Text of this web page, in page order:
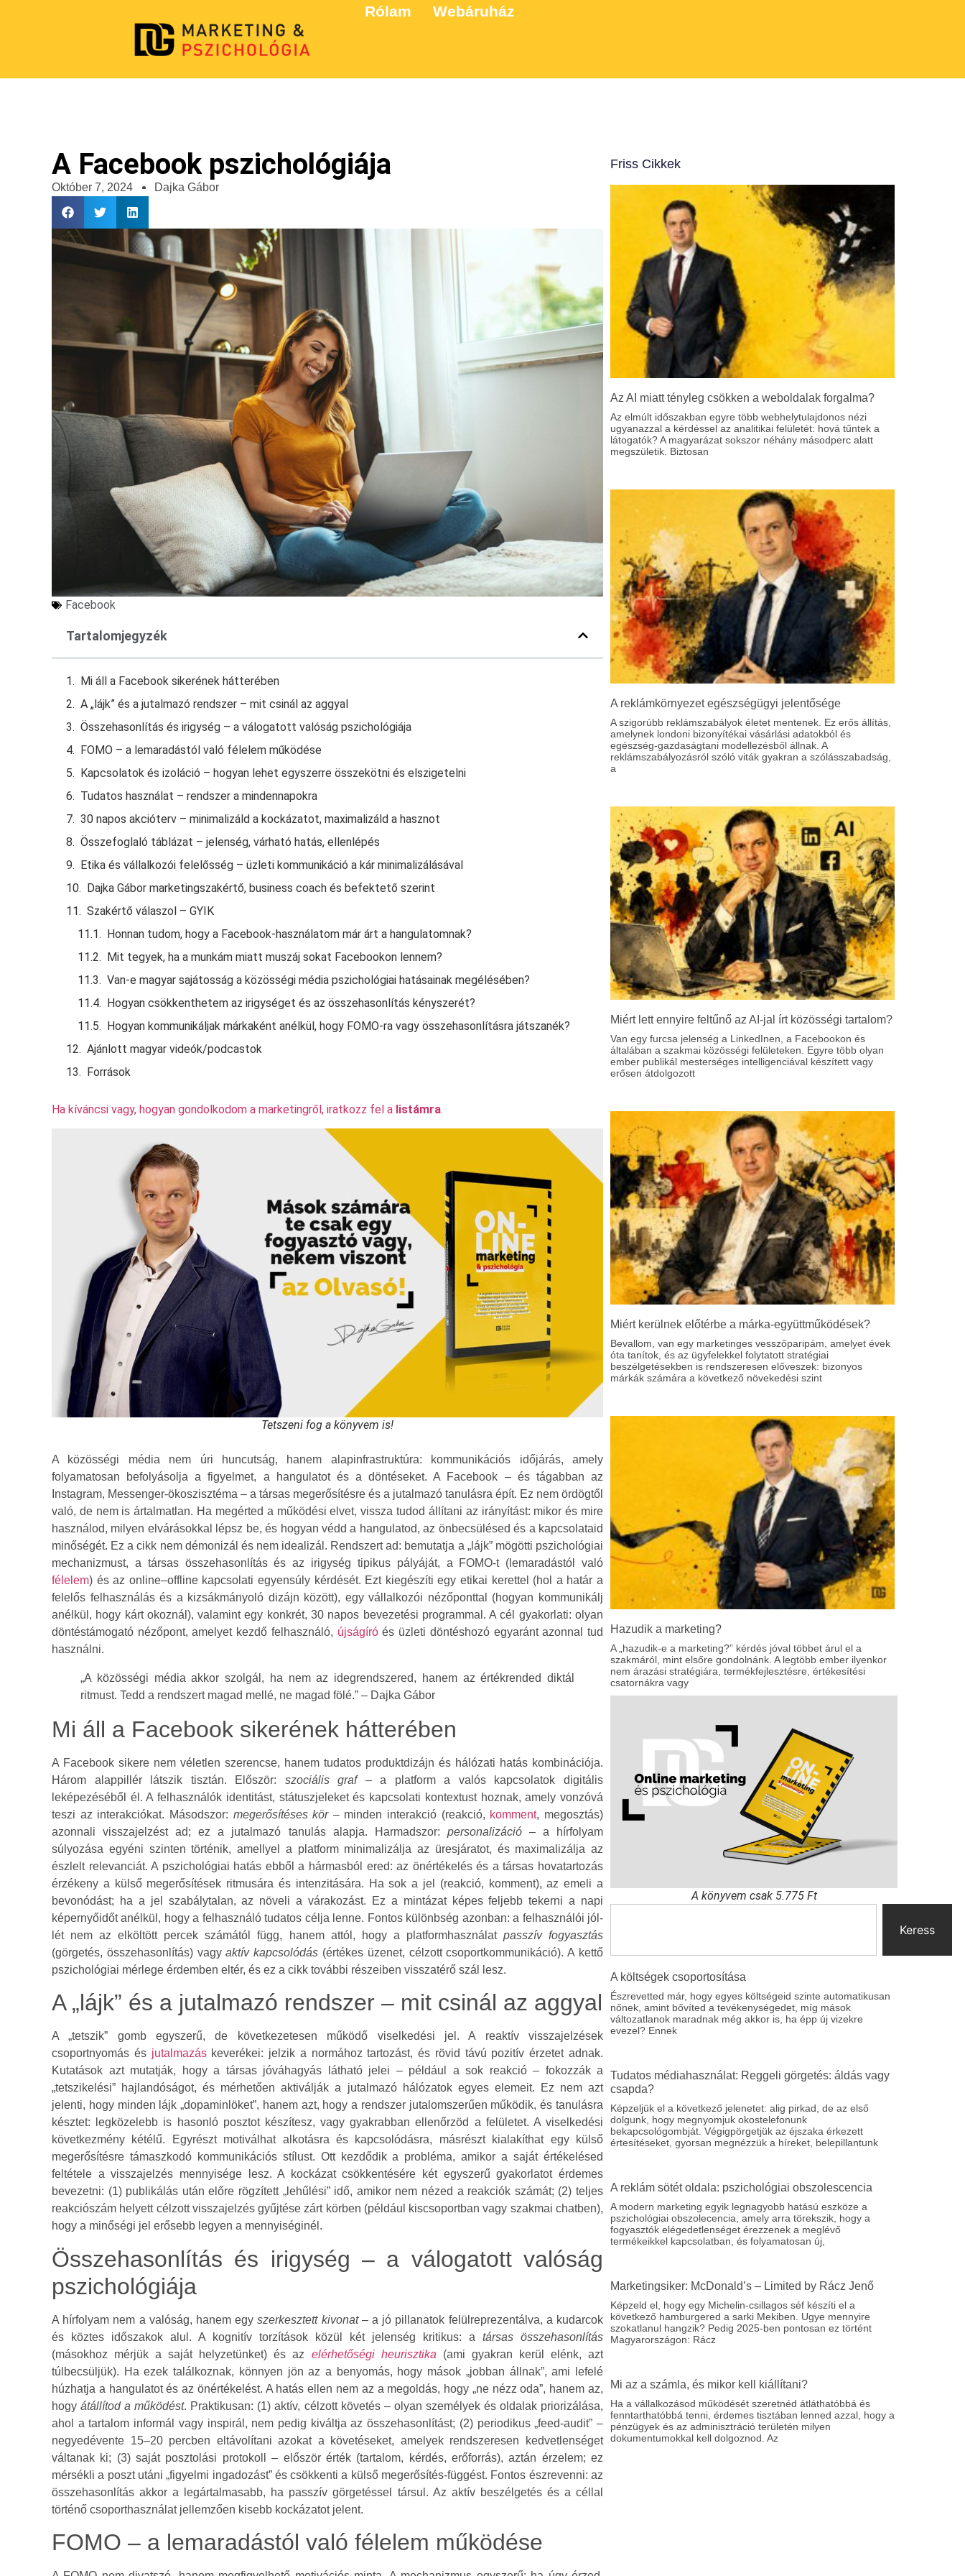
Rólam Webáruház
A Facebook pszichológiája
Október 7, 2024 Dajka Gábor
Facebook
Tartalomjegyzék
Mi áll a Facebook sikerének hátterében
A „lájk” és a jutalmazó rendszer – mit csinál az aggyal
Összehasonlítás és irigység – a válogatott valóság pszichológiája
FOMO – a lemaradástól való félelem működése
Kapcsolatok és izoláció – hogyan lehet egyszerre összekötni és elszigetelni
Tudatos használat – rendszer a mindennapokra
30 napos akcióterv – minimalizáld a kockázatot, maximalizáld a hasznot
Összefoglaló táblázat – jelenség, várható hatás, ellenlépés
Etika és vállalkozói felelősség – üzleti kommunikáció a kár minimalizálásával
Dajka Gábor marketingszakértő, business coach és befektető szerint
Szakértő válaszol – GYIK
Honnan tudom, hogy a Facebook‑használatom már árt a hangulatomnak?
Mit tegyek, ha a munkám miatt muszáj sokat Facebookon lennem?
Van‑e magyar sajátosság a közösségi média pszichológiai hatásainak megélésében?
Hogyan csökkenthetem az irigységet és az összehasonlítás kényszerét?
Hogyan kommunikáljak márkaként anélkül, hogy FOMO‑ra vagy összehasonlításra játszanék?
Ajánlott magyar videók/podcastok
Források
Ha kíváncsi vagy, hogyan gondolkodom a marketingről, iratkozz fel a listámra.
Tetszeni fog a könyvem is!
A közösségi média nem úri huncutság, hanem alapinfrastruktúra: kommunikációs időjárás, amely
folyamatosan befolyásolja a figyelmet, a hangulatot és a döntéseket. A Facebook – és tágabban az
Instagram, Messenger-ökoszisztéma – a társas megerősítésre és a jutalmazó tanulásra épít. Ez nem ördögtől
való, de nem is ártalmatlan. Ha megérted a működési elvet, vissza tudod állítani az irányítást: mikor és mire
használod, milyen elvárásokkal lépsz be, és hogyan védd a hangulatod, az önbecsülésed és a kapcsolataid
minőségét. Ez a cikk nem démonizál és nem idealizál. Rendszert ad: bemutatja a „lájk” mögötti pszichológiai
mechanizmust, a társas összehasonlítás és az irigység tipikus pályáját, a FOMO-t (lemaradástól való
félelem) és az online–offline kapcsolati egyensúly kérdését. Ezt kiegészíti egy etikai kerettel (hol a határ a
felelős felhasználás és a kizsákmányoló dizájn között), egy vállalkozói nézőponttal (hogyan kommunikálj
anélkül, hogy kárt okoznál), valamint egy konkrét, 30 napos bevezetési programmal. A cél gyakorlati: olyan
döntéstámogató nézőpont, amelyet kezdő felhasználó, újságíróés üzleti döntéshozó egyaránt azonnal tud
használni.
„A közösségi média akkor szolgál, ha nem az idegrendszered, hanem az értékrended diktál
ritmust. Tedd a rendszert magad mellé, ne magad fölé.” – Dajka Gábor
Mi áll a Facebook sikerének hátterében
A Facebook sikere nem véletlen szerencse, hanem tudatos produktdizájn és hálózati hatás kombinációja.
Három alappillér látszik tisztán. Először: szociális graf– a platform a valós kapcsolatok digitális
leképezéséből él. A felhasználók identitást, státuszjeleket és kapcsolati kontextust hoznak, amely vonzóvá
teszi az interakciókat. Másodszor: megerősítéses kör– minden interakció (reakció, komment, megosztás)
azonnali visszajelzést ad; ez a jutalmazó tanulás alapja. Harmadszor: personalizáció– a hírfolyam
súlyozása egyéni szinten történik, amellyel a platform minimalizálja az üresjáratot, és maximalizálja az
észlelt relevanciát. A pszichológiai hatás ebből a hármasból ered: az önértékelés és a társas hovatartozás
érzékeny a külső megerősítések ritmusára és intenzitására. Ha sok a jel (reakció, komment), az emeli a
bevonódást; ha a jel szabálytalan, az növeli a várakozást. Ez a mintázat képes feljebb tekerni a napi
képernyőidőt anélkül, hogy a felhasználó tudatos célja lenne. Fontos különbség azonban: a felhasználói jól-
lét nem az elköltött percek számától függ, hanem attól, hogy a platformhasználat passzív fogyasztás
(görgetés, összehasonlítás) vagyaktív kapcsolódás (értékes üzenet, célzott csoportkommunikáció). A kettő
pszichológiai mérlege érdemben eltér, és ez a cikk további részeiben visszatérő szál lesz.
A „lájk” és a jutalmazó rendszer – mit csinál az aggyal
A „tetszik” gomb egyszerű, de következetesen működő viselkedési jel. A reaktív visszajelzések
csoportnyomás és jutalmazáskeverékei: jelzik a normához tartozást, és rövid távú pozitív érzetet adnak.
Kutatások azt mutatják, hogy a társas jóváhagyás látható jelei – például a sok reakció – fokozzák a
„tetszikelési” hajlandóságot, és mérhetően aktiválják a jutalmazó hálózatok egyes elemeit. Ez nem azt
jelenti, hogy minden lájk „dopaminlöket”, hanem azt, hogy a rendszer jutalomszerűen működik, és tanulásra
késztet: legközelebb is hasonló posztot készítesz, vagy gyakrabban ellenőrzöd a felületet. A viselkedési
következmény kétélű. Egyrészt motiválhat alkotásra és kapcsolódásra, másrészt kialakíthat egy külső
megerősítésre támaszkodó kommunikációs stílust. Ott kezdődik a probléma, amikor a saját értékelésed
feltétele a visszajelzés mennyisége lesz. A kockázat csökkentésére két egyszerű gyakorlatot érdemes
bevezetni: (1) publikálás után előre rögzített „lehűlési” idő, amikor nem nézed a reakciók számát; (2) teljes
reakciószám helyett célzott visszajelzés gyűjtése zárt körben (például kiscsoportban vagy szakmai chatben),
hogy a minőségi jel erősebb legyen a mennyiséginél.
Összehasonlítás és irigység – a válogatott valóság
pszichológiája
A hírfolyam nem a valóság, hanem egyszerkesztett kivonat– a jó pillanatok felülreprezentálva, a kudarcok
és köztes időszakok alul. A kognitív torzítások közül két jelenség kritikus: a társas összehasonlítás
(másokhoz mérjük a saját helyzetünket) és az elérhetőségi heurisztika (ami gyakran kerül elénk, azt
túlbecsüljük). Ha ezek találkoznak, könnyen jön az a benyomás, hogy mások „jobban állnak”, ami lefelé
húzhatja a hangulatot és az önértékelést. A hatás ellen nem az a megoldás, hogy „ne nézz oda”, hanem az,
hogyátállítod a működést. Praktikusan: (1) aktív, célzott követés – olyan személyek és oldalak priorizálása,
ahol a tartalom informál vagy inspirál, nem pedig kiváltja az összehasonlítást; (2) periodikus „feed-audit” –
negyedévente 15–20 percben eltávolítani azokat a követéseket, amelyek rendszeresen kedvetlenséget
váltanak ki; (3) saját posztolási protokoll – először érték (tartalom, kérdés, erőforrás), aztán érzelem; ez
mérsékli a poszt utáni „figyelmi ingadozást” és csökkenti a külső megerősítés-függést. Fontos észrevenni: az
összehasonlítás akkor a legártalmasabb, ha passzív görgetéssel társul. Az aktív beszélgetés és a céllal
történő csoporthasználat jellemzően kisebb kockázatot jelent.
FOMO – a lemaradástól való félelem működése
Friss Cikkek
Az AI miatt tényleg csökken a weboldalak forgalma?
Az elmúlt időszakban egyre több webhelytulajdonos nézi
ugyanazzal a kérdéssel az analitikai felületét: hová tűntek a
látogatók? A magyarázat sokszor néhány másodperc alatt
megszületik. Biztosan
A reklámkörnyezet egészségügyi jelentősége
A szigorúbb reklámszabályok életet mentenek. Ez erős állítás,
amelynek londoni bizonyítékai vásárlási adatokból és
egészség-gazdaságtani modellezésből állnak. A
reklámszabályozásról szóló viták gyakran a szólásszabadság,
a
Miért lett ennyire feltűnő az AI-jal írt közösségi tartalom?
Van egy furcsa jelenség a LinkedInen, a Facebookon és
általában a szakmai közösségi felületeken. Egyre több olyan
ember publikál mesterséges intelligenciával készített vagy
erősen átdolgozott
Miért kerülnek előtérbe a márka-együttműködések?
Bevallom, van egy marketinges vesszőparipám, amelyet évek
óta tanítok, és az ügyfelekkel folytatott stratégiai
beszélgetésekben is rendszeresen előveszek: bizonyos
márkák számára a következő növekedési szint
Hazudik a marketing?
A „hazudik-e a marketing?” kérdés jóval többet árul el a
szakmáról, mint elsőre gondolnánk. A legtöbb ember ilyenkor
nem árazási stratégiára, termékfejlesztésre, értékesítési
csatornákra vagy
A könyvem csak 5.775 Ft
Keress
A költségek csoportosítása
Észrevetted már, hogy egyes költségeid szinte automatikusan
nőnek, amint bővíted a tevékenységedet, míg mások
változatlanok maradnak még akkor is, ha épp új vizekre
evezel? Ennek
Tudatos médiahasználat: Reggeli görgetés: áldás vagy
csapda?
Képzeljük el a következő jelenetet: alig pirkad, de az első
dolgunk, hogy megnyomjuk okostelefonunk
bekapcsológombját. Végigpörgetjük az éjszaka érkezett
értesítéseket, gyorsan megnézzük a híreket, belepillantunk
A reklám sötét oldala: pszichológiai obszolescencia
A modern marketing egyik legnagyobb hatású eszköze a
pszichológiai obszolecencia, amely arra törekszik, hogy a
fogyasztók elégedetlenséget érezzenek a meglévő
termékeikkel kapcsolatban, és folyamatosan új,
Marketingsiker: McDonald’s – Limited by Rácz Jenő
Képzeld el, hogy egy Michelin-csillagos séf készíti el a
következő hamburgered a sarki Mekiben. Ugye mennyire
szokatlanul hangzik? Pedig 2025-ben pontosan ez történt
Magyarországon: Rácz
Mi az a számla, és mikor kell kiállítani?
Ha a vállalkozásod működését szeretnéd átláthatóbbá és
fenntarthatóbbá tenni, érdemes tisztában lenned azzal, hogy a
pénzügyek és az adminisztráció területén milyen
dokumentumokkal kell dolgoznod. Az